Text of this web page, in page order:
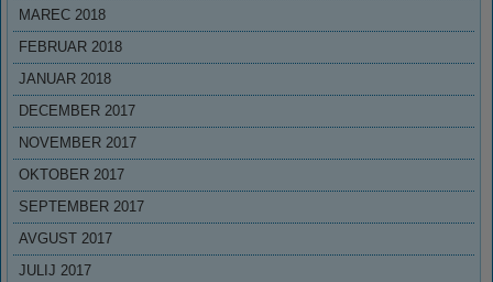
MAREC 2018
FEBRUAR 2018
JANUAR 2018
DECEMBER 2017
NOVEMBER 2017
OKTOBER 2017
SEPTEMBER 2017
AVGUST 2017
JULIJ 2017